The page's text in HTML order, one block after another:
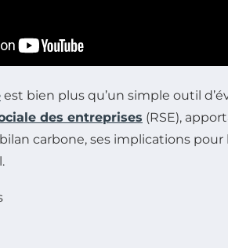
est bien plus qu’un simple outil
des entreprises (RSE),
carbone, ses implications